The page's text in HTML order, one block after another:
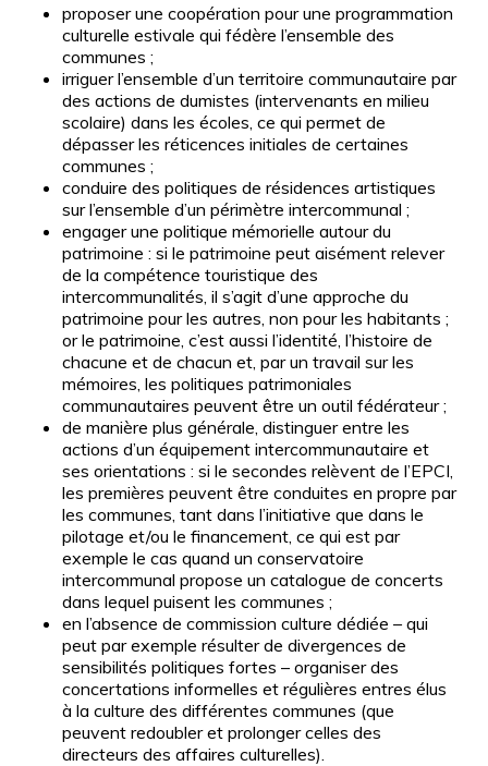
proposer une coopération pour une programmation
culturelle estivale qui fédère l’ensemble des
communes ;
irriguer l’ensemble d’un territoire communautaire par
des actions de dumistes (intervenants en milieu
scolaire) dans les écoles, ce qui permet de
dépasser les réticences initiales de certaines
communes ;
conduire des politiques de résidences artistiques
sur l’ensemble d’un périmètre intercommunal ;
engager une politique mémorielle autour du
patrimoine : si le patrimoine peut aisément relever
de la compétence touristique des
intercommunalités, il s’agit d’une approche du
patrimoine pour les autres, non pour les habitants ;
or le patrimoine, c’est aussi l’identité, l’histoire de
chacune et de chacun et, par un travail sur les
mémoires, les politiques patrimoniales
communautaires peuvent être un outil fédérateur ;
de manière plus générale, distinguer entre les
actions d’un équipement intercommunautaire et
ses orientations : si le secondes relèvent de l’EPCI,
les premières peuvent être conduites en propre par
les communes, tant dans l’initiative que dans le
pilotage et/ou le financement, ce qui est par
exemple le cas quand un conservatoire
intercommunal propose un catalogue de concerts
dans lequel puisent les communes ;
en l’absence de commission culture dédiée – qui
peut par exemple résulter de divergences de
sensibilités politiques fortes – organiser des
concertations informelles et régulières entres élus
à la culture des différentes communes (que
peuvent redoubler et prolonger celles des
directeurs des affaires culturelles).